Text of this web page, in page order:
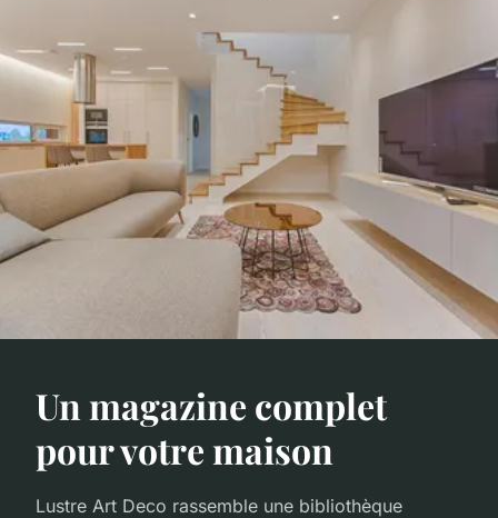
Un magazine complet
pour votre maison
Lustre Art Deco rassemble une bibliothèque